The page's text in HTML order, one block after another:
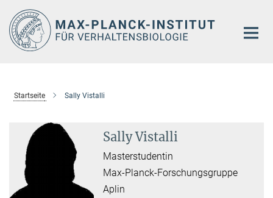
Hauptinhalt
Startseite Sally Vistalli
Sally Vistalli
Masterstudentin
Max-Planck-Forschungsgruppe
Aplin